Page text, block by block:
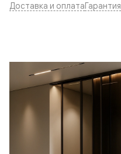
Доставка и оплатаГарантия